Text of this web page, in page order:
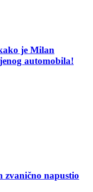
je Milan
automobila!
napustio